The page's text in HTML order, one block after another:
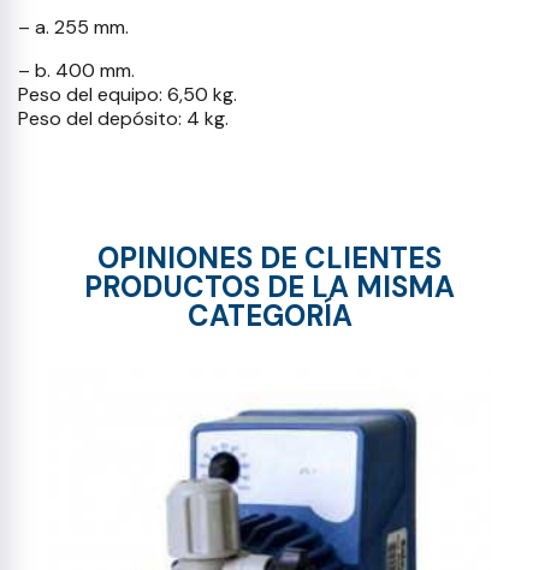
– a. 255 mm.
– b. 400 mm.
Peso del equipo: 6,50 kg.
Peso del depósito: 4 kg.
OPINIONES DE CLIENTES
PRODUCTOS DE LA MISMA
CATEGORÍA